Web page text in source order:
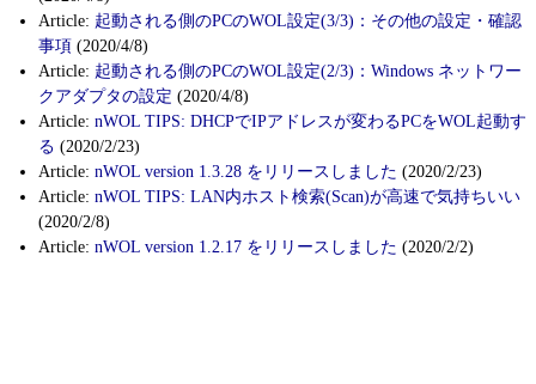
Article: 起動される側のPCのWOL設定(3/3)：その他の設定・確認
事項 (2020/4/8)
Article: 起動される側のPCのWOL設定(2/3)：Windows ネットワー
クアダプタの設定 (2020/4/8)
Article: nWOL TIPS: DHCPでIPアドレスが変わるPCをWOL起動す
る (2020/2/23)
Article: nWOL version 1.3.28 をリリースしました (2020/2/23)
Article: nWOL TIPS: LAN内ホスト検索(Scan)が高速で気持ちいい
(2020/2/8)
Article: nWOL version 1.2.17 をリリースしました (2020/2/2)